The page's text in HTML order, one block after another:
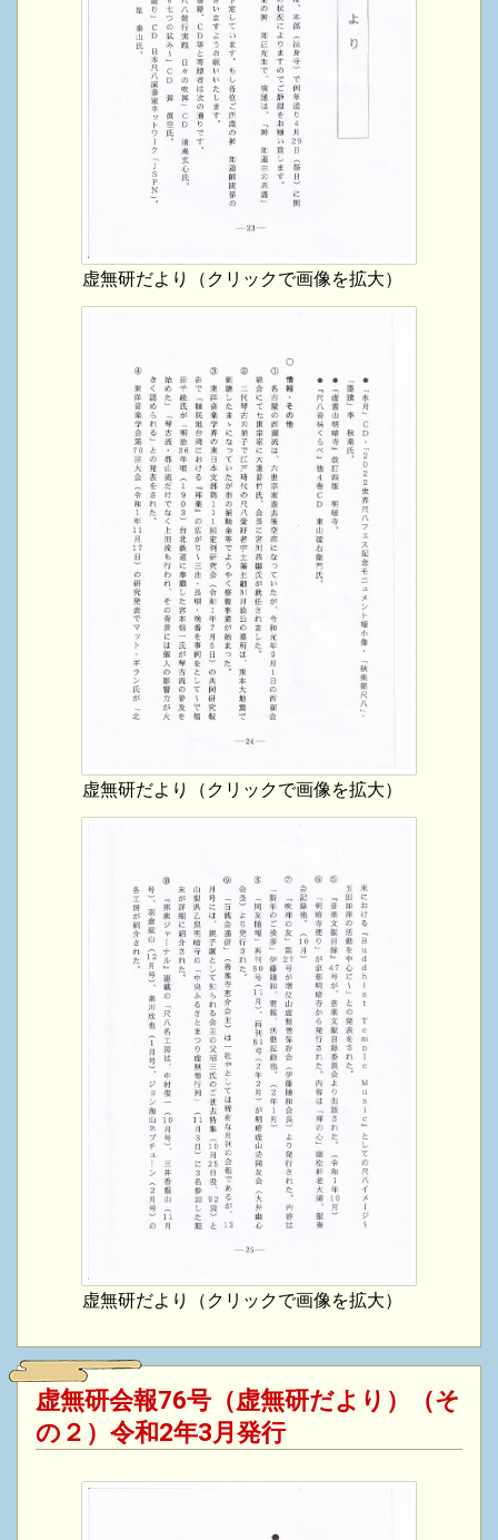
虚無研だより（クリックで画像を拡大）
虚無研だより（クリックで画像を拡大）
虚無研だより（クリックで画像を拡大）
虚無研会報76号（虚無研だより）（そ
の２）令和2年3月発行